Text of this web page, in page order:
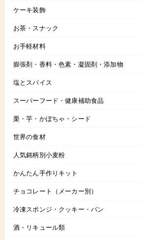
ケーキ装飾
お茶・スナック
お手軽材料
膨張剤・香料・色素・凝固剤・添加物
塩とスパイス
スーパーフード・健康補助食品
栗・芋・かぼちゃ・シード
世界の食材
人気銘柄別小麦粉
かんたん手作りキット
チョコレート（メーカー別）
冷凍スポンジ・クッキー・パン
酒・リキュール類